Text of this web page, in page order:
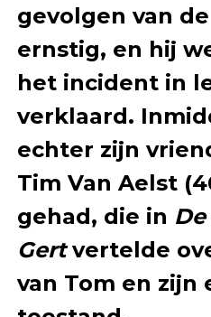
gevolgen van
ernstig, en hij
het incident in
verklaard.
echter zijn
Tim Van Aelst
gehad, die in
Gertvertelde
van Tom en zijn